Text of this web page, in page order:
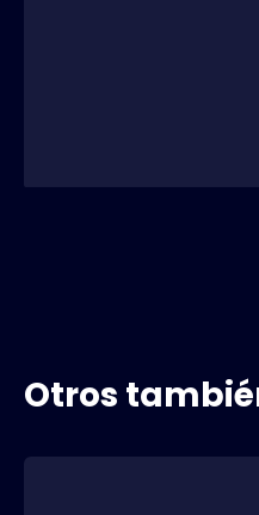
Otros